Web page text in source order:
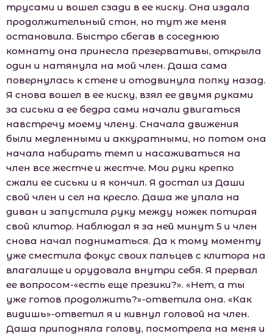
трусами и вошел сзади в ее киску. Она издала
продолжительный стон, но тут же меня
остановила. Быстро сбегав в соседнюю
комнату она принесла презервативы, открыла
один и натянула на мой член. Даша сама
повернулась к стене и отодвинула попку назад.
Я снова вошел в ее киску, взял ее двумя руками
за сиськи а ее бедра сами начали двигаться
навстречу моему члену. Сначала движения
были медленными и аккуратными, но потом она
начала набирать темп и насаживаться на
член все жестче и жестче. Мои руки крепко
сжали ее сиськи и я кончил. Я достал из Даши
свой член и сел на кресло. Даша же упала на
диван и запустила руку между ножек потирая
свой клитор. Наблюдал я за ней минут 5 и член
снова начал подниматься. Да к тому моменту
уже сместила фокус своих пальцев с клитора на
влагалище и орудовала внутри себя. Я прервал
ее вопросом-«есть еще презики?». «Нет, а ты
уже готов продолжить?»-ответила она. «Как
видишь»-ответил я и кивнул головой на член.
Даша приподняла голову, посмотрела на меня и